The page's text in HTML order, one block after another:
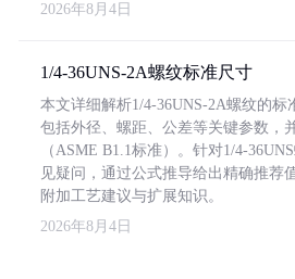
2026年8月4日
1/4-36UNS-2A螺纹标准尺寸
本文详细解析1/4-36UNS-2A螺纹的标
包括外径、螺距、公差等关键参数，
（ASME B1.1标准）。针对1/4-
见疑问，通过公式推导给出精确推荐
附加工艺建议与扩展知识。
2026年8月4日